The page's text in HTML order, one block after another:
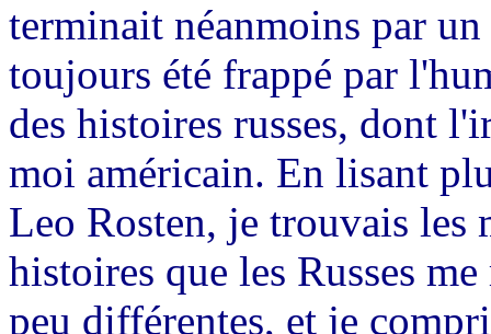
terminait néanmoins par
toujours été frappé par
des histoires russes, dont
moi américain. En lisant
Leo Rosten, je trouvais les
histoires que les Russes
peu différentes, et je